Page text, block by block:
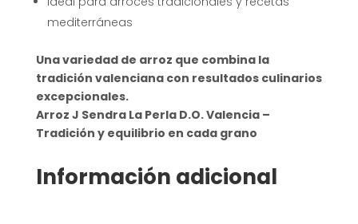
mediterráneas
Una variedad de arroz que combina la
tradición valenciana con resultados culinarios
excepcionales.
Arroz J Sendra La Perla D.O. Valencia –
Tradición y equilibrio en cada grano
Información adicional